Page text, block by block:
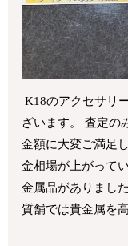
K18のアクセサリ
ざいます。 査定の
金額に大変ご満足
金相場が上がって
金属品がありまし
質舗では貴金属を